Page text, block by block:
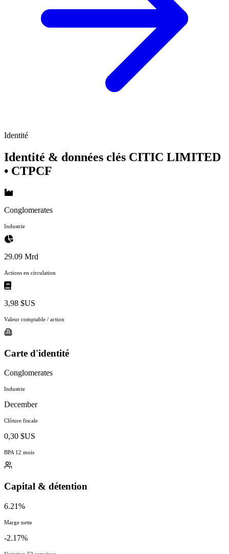
Identité
Identité & données clés CITIC LIMITED
• CTPCF
Conglomerates
Industrie
29.09 Mrd
Actions en circulation
3,98 $US
Valeur comptable / action
Carte d'identité
Conglomerates
Industrie
December
Clôture fiscale
0,30 $US
BPA 12 mois
Capital & détention
6.21%
Marge nette
-2.17%